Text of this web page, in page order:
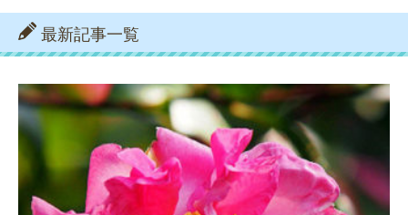
最新記事一覧